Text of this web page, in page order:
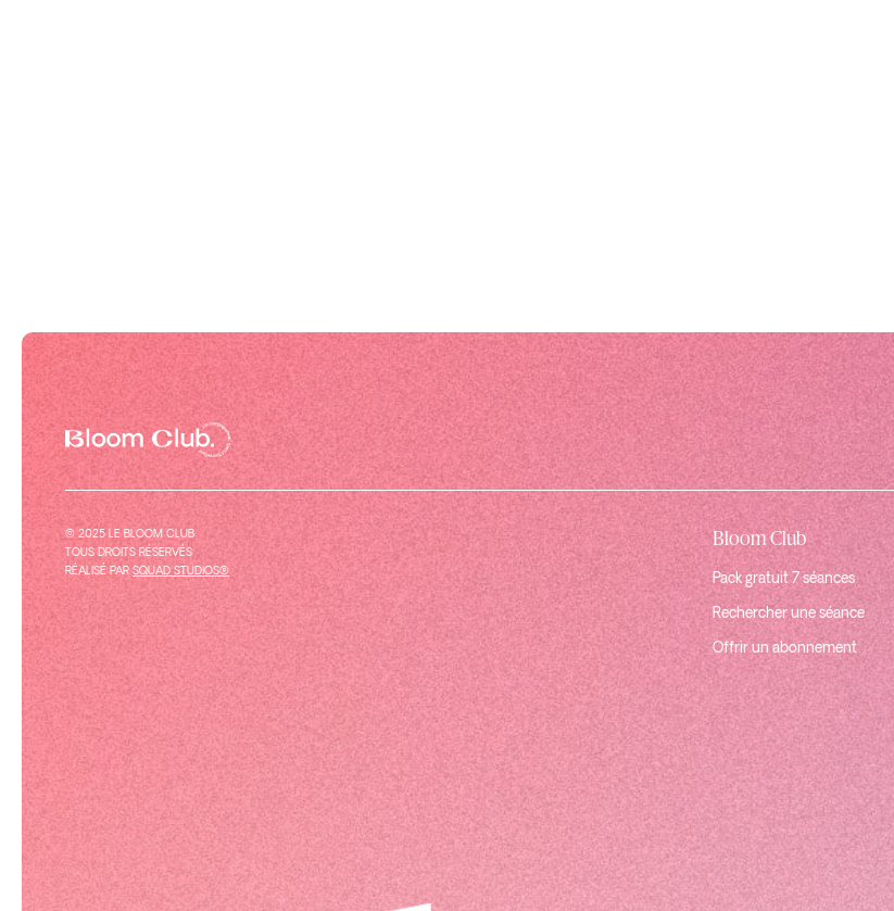
© 2025 LE BLOOM CLUB
TOUS DROITS RÉSERVÉS
RÉALISÉ PAR SQUAD STUDIOS®
Bloom Club
Pack gratuit 7 séances
Rechercher une séance
Offrir un abonnement